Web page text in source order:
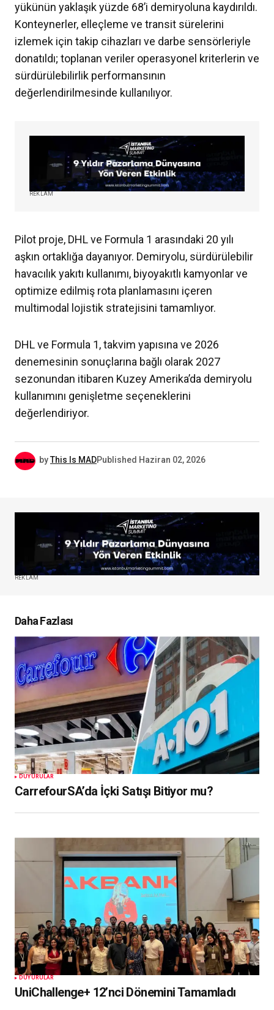
yükünün yaklaşık yüzde 68’i demiryoluna kaydırıldı.
Konteynerler, elleçleme ve transit sürelerini
izlemek için takip cihazları ve darbe sensörleriyle
donatıldı; toplanan veriler operasyonel kriterlerin ve
sürdürülebilirlik performansının
değerlendirilmesinde kullanılıyor.
REKLAM
Pilot proje, DHL ve Formula 1 arasındaki 20 yılı
aşkın ortaklığa dayanıyor. Demiryolu, sürdürülebilir
havacılık yakıtı kullanımı, biyoyakıtlı kamyonlar ve
optimize edilmiş rota planlamasını içeren
multimodal lojistik stratejisini tamamlıyor.
DHL ve Formula 1, takvim yapısına ve 2026
denemesinin sonuçlarına bağlı olarak 2027
sezonundan itibaren Kuzey Amerika’da demiryolu
kullanımını genişletme seçeneklerini
değerlendiriyor.
byThis Is MADPublished Haziran 02, 2026
REKLAM
Daha Fazlası
DUYURULAR
CarrefourSA’da İçki Satışı Bitiyor mu?
DUYURULAR
UniChallenge+ 12’nci Dönemini Tamamladı